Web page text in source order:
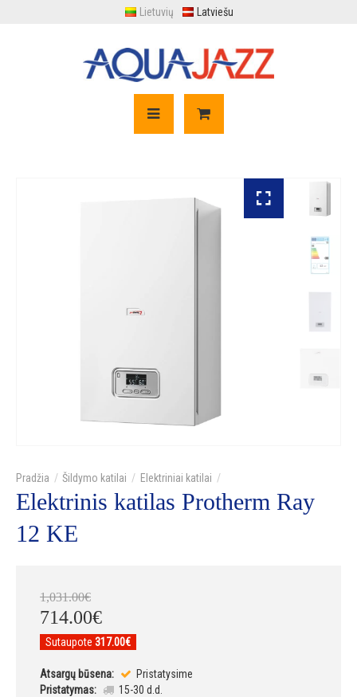
Lietuvių Latviešu
Šildymo katilai Elektriniai katilai
Elektrinis katilas Protherm Ray
12 KE
1,031.00€
714.00€
Sutaupote 317.00€
Atsargų būsena:
Pristatysime
Pristatymas:
15-30 d.d.